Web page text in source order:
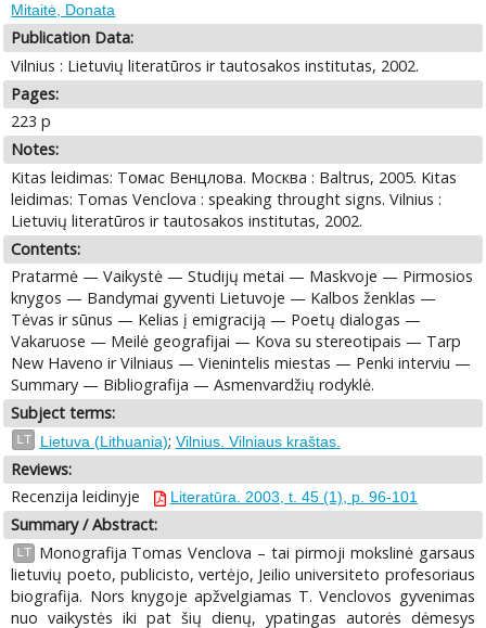
Mitaitė, Donata
Publication Data:
Vilnius : Lietuvių literatūros ir tautosakos institutas, 2002.
Pages:
223 p
Notes:
Kitas leidimas: Томас Венцлова. Москва : Baltrus, 2005. Kitas
leidimas: Tomas Venclova : speaking throught signs. Vilnius :
Lietuvių literatūros ir tautosakos institutas, 2002.
Contents:
Pratarmė — Vaikystė — Studijų metai — Maskvoje — Pirmosios
knygos — Bandymai gyventi Lietuvoje — Kalbos ženklas —
Tėvas ir sūnus — Kelias į emigraciją — Poetų dialogas —
Vakaruose — Meilė geografijai — Kova su stereotipais — Tarp
New Haveno ir Vilniaus — Vienintelis miestas — Penki interviu —
Summary — Bibliografija — Asmenvardžių rodyklė.
Subject terms:
LT Lietuva (Lithuania); Vilnius. Vilniaus kraštas.
Reviews:
Recenzija leidinyje
Literatūra. 2003, t. 45 (1), p. 96-101
Summary / Abstract:
LT
Monografija Tomas Venclova – tai pirmoji mokslinė garsaus
lietuvių poeto, publicisto, vertėjo, Jeilio universiteto profesoriaus
biografija. Nors knygoje apžvelgiamas T. Venclovos gyvenimas
nuo vaikystės iki pat šių dienų, ypatingas autorės dėmesys